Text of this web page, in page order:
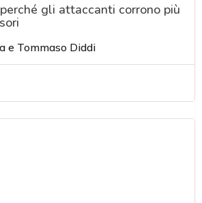
gli attaccanti corrono più
e Tommaso Diddi